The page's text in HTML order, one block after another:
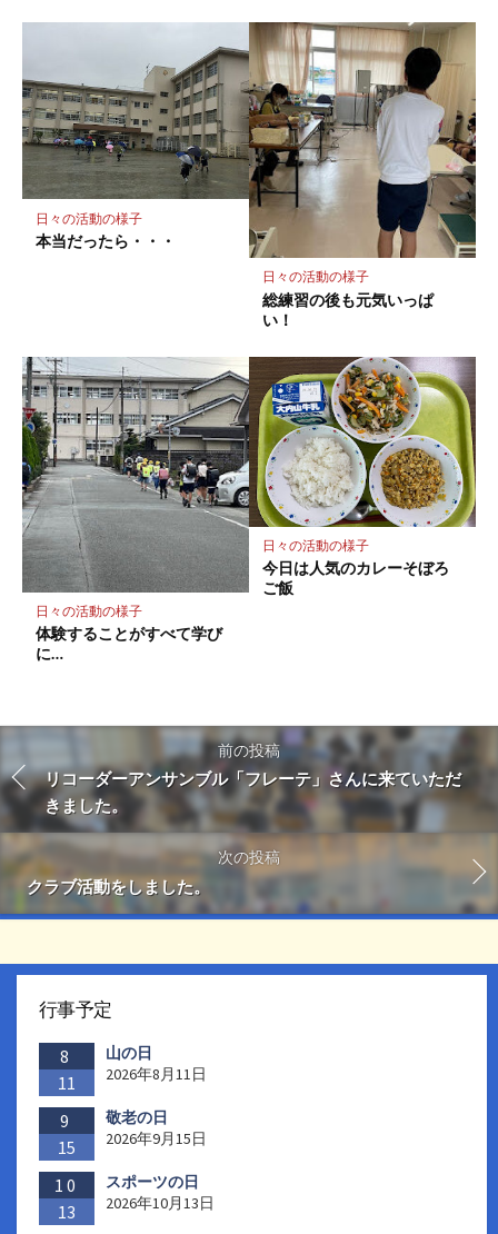
日々の活動の様子
本当だったら・・・
日々の活動の様子
総練習の後も元気いっぱ
い！
日々の活動の様子
体験することがすべて学び
に…
日々の活動の様子
今日は人気のカレーそぼろ
ご飯
前の投稿
リコーダーアンサンブル「フレーテ」さんに来ていただ
きました。
次の投稿
クラブ活動をしました。
行事予定
8
11
山の日
2026年8月11日
9
15
敬老の日
2026年9月15日
10
13
スポーツの日
2026年10月13日